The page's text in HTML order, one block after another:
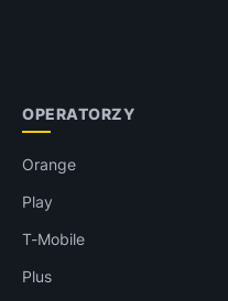
OPERATORZY
Orange
Play
T-Mobile
Plus